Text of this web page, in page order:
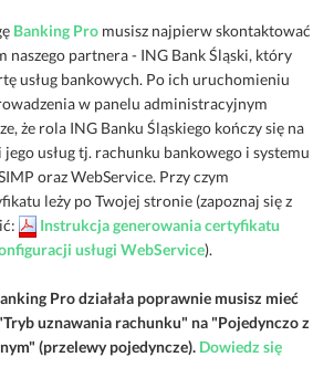
Banking Pro musisz najpierw skontaktować
naszego partnera - ING Bank Śląski, który
usług bankowych. Po ich uruchomieniu
w panelu administracyjnym
że rola ING Banku Śląskiego kończy się na
usług tj. rachunku bankowego i systemu
oraz WebService. Przy czym
leży po Twojej stronie (zapoznaj się z
Instrukcja generowania certyfikatu
usługi WebService).
Pro działała poprawnie musisz mieć
uznawania rachunku" na "Pojedynczo z
(przelewy pojedyncze). Dowiedz się